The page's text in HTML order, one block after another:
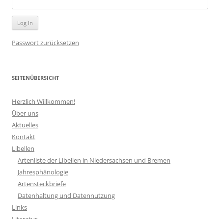
Passwort zurücksetzen
SEITENÜBERSICHT
Herzlich Willkommen!
Über uns
Aktuelles
Kontakt
Libellen
Artenliste der Libellen in Niedersachsen und Bremen
Jahresphänologie
Artensteckbriefe
Datenhaltung und Datennutzung
Links